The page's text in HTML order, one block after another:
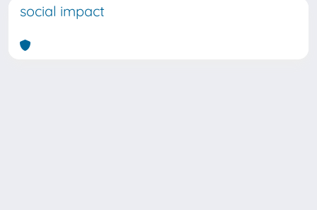
social impact